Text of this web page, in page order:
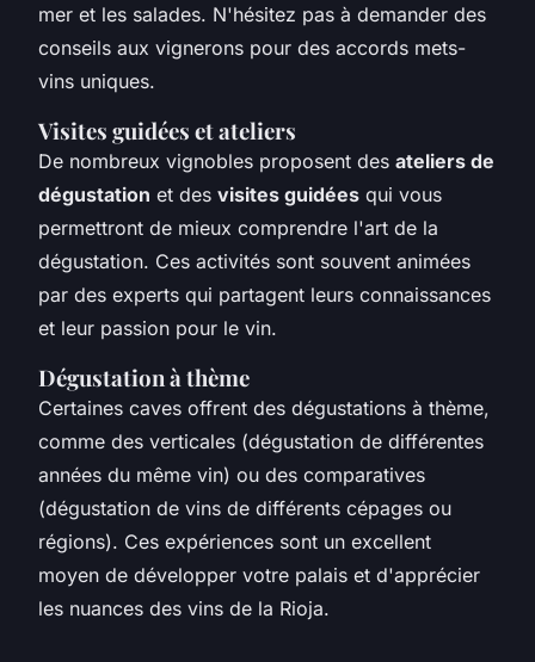
mer et les salades. N'hésitez pas à demander des
conseils aux vignerons pour des accords mets-
vins uniques.
Visites guidées et ateliers
De nombreux vignobles proposent des ateliers de
dégustation et des visites guidées qui vous
permettront de mieux comprendre l'art de la
dégustation. Ces activités sont souvent animées
par des experts qui partagent leurs connaissances
et leur passion pour le vin.
Dégustation à thème
Certaines caves offrent des dégustations à thème,
comme des verticales (dégustation de différentes
années du même vin) ou des comparatives
(dégustation de vins de différents cépages ou
régions). Ces expériences sont un excellent
moyen de développer votre palais et d'apprécier
les nuances des vins de la Rioja.